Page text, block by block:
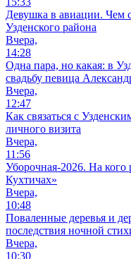
Девушка в авиации. Чем
Узденского района
Вчера,
14:28
Одна пара, но какая: в
свадьбу певица
Вчера,
12:47
Как связаться с
личного визита
Вчера,
11:56
Уборочная-2026. На
Кухтичах»
Вчера,
10:48
Поваленные деревья и
последствия ночной
Вчера,
10:30